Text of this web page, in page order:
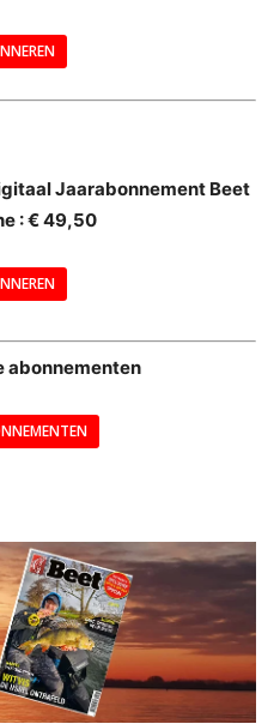
Jaarabonnement Beet
: € 49,50
abonnementen